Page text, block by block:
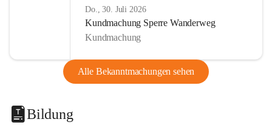
Do., 30. Juli 2026
Kundmachung Sperre Wanderweg
Kundmachung
Alle Bekanntmachungen sehen
Bildung